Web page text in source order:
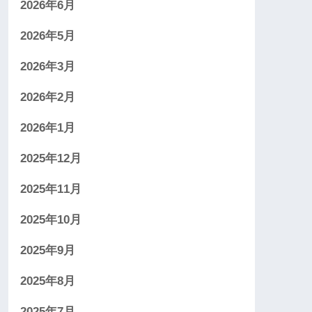
2026年6月
2026年5月
2026年3月
2026年2月
2026年1月
2025年12月
2025年11月
2025年10月
2025年9月
2025年8月